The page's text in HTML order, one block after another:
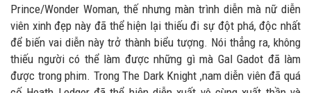
Prince/Wonder Woman, thế nhưng màn trình diễn mà nữ diễn
viên xinh đẹp này đã thể hiện lại thiếu đi sự đột phá, độc nhất
để biến vai diễn này trở thành biểu tượng. Nói thẳng ra, không
thiếu người có thể làm được những gì mà Gal Gadot đã làm
được trong phim. Trong The Dark Knight ,nam diễn viên đã quá